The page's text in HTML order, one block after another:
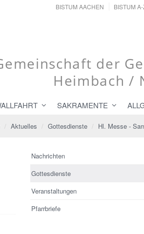
BISTUM AACHEN BISTUM
der
Heimbach /
SAKRAMENTE
Aktuelles Gottesdienste Hl. Messe -
Nachrichten
Gottesdienste
Veranstaltungen
Pfarrbriefe